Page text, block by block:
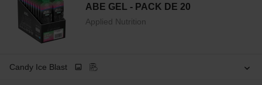
ABE GEL - PACK DE 20
Applied Nutrition
Candy Ice Blast